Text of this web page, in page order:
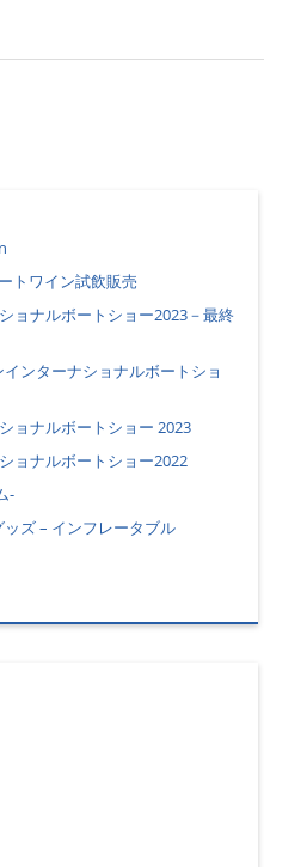
ートワイン試飲販売
ョナルボートショー2023－最終
ンターナショナルボートショ
ョナルボートショー 2023
ョナルボートショー2022
-
ズ – インフレータブル